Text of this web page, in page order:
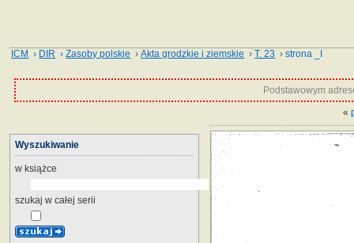
ICM › DIR ›Zasoby polskie ›Akta grodzkie i ziemskie ›T. 23 › strona _I
Podstawowym
«
Wyszukiwanie
w książce
szukaj w całej serii